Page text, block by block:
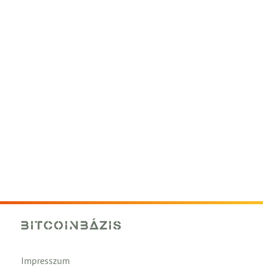
Impresszum